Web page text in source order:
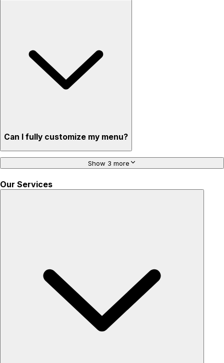
Can I fully customize my menu?
Show 3 more
Our Services